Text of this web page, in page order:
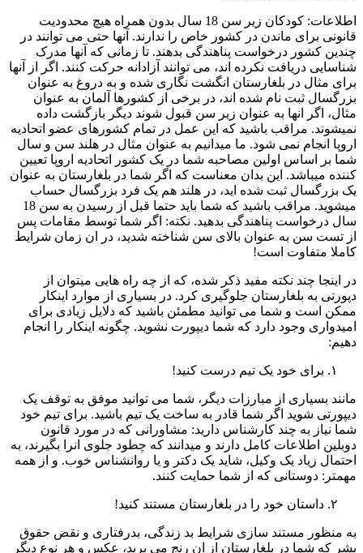
اطلاعات: کودکان زیر سن 18 سال بدون همراه هیچ محدودیت
قانونی برای ماندن در کشور خاص را ندارند. آنها حتی می توانند در
چندین کشور درخواست پناهندگی بدهند. تا زمانی که آنها مدرک
شناسایی دریافت نکرده اند، می توانند آزادانه حرکت کنند. اگر از آنها
برای مثال در بلغارستان انگشت نگاری شده و به دروغ به عنوان
بزرگسال ثبت نام شده اند، در برخی از کشورها آلمان به عنوان
مثال، اگر انها به عنوان زیر سن قبول شوند دیگر بازگشت داده
نمیشوند. مراقب باشید که این عمل در تمام کشورهای عضو اتحادیه
اروپا انجام نمی شود. ما میدانیم به عنوان مثال در هلند سن و سال
شما بر اساس اولین مصاحبه شما در یک کشور اتحادیه اروپا تعیین
کننده میباشد. این بدان معناست که اگر شما در بلغارستان به عنوان
یک بزرگسال ثبت شده اید، در هلند هم یک فرد بزرگسال حساب
میشوید. مراقب باشید که شما باید حتما قبل از رسیدن به سن 18
سال درخواست پناهندگی بدهید. نکته: اگر شما توسط مقامات پس
از تست سن به عنوان بالای سن شناخته شدید، در ان زمان شرایط
کاملا متفاوت است!
در اینجا چند نکته مفید ذکر شده، که از چه راه هایی میتوان از
دپورتی به بلغارستان جلوگیری کرد. در بسیاری از موارد اینکار
ممکن است و شما می توانید مطمئن باشید که دلایل زیادی برای
امیدواری وجود دارد که شما دیپورت نشوید. چگونه اینکار را انجام
دهیم:
برای خود یک تیم درست کنید!
مانند بسیاری از مبارزات دیگر، شما می توانید موفق به توقف یک
دیپورتی شوید اگر شما قادر به ساخت یک تیم باشید. برای تیم خود
شما نیاز به چند کارشناس دارید: مشاورانی که در مورد قانون
دوبلین اطلاعات کامل دارند و میدانند که چطود جلوی انرا بگیرند، به
احتمال زیاد یک وکیل، شاید یک دکتر و یا روانشناس خوب. و از همه
مهمتر: دوستانی که از شما حمایت کنند.
داستان خود را در بلغارستان مستند کنید!
به منظور مستند سازی شرایط بد زندگی، بدرفتاری و نقض حقوق
بشر که شما در بلغارستان از ان رنج می برید، عکس و هر نوع دیگر